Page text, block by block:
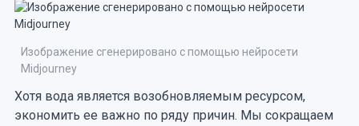
Изображение сгенерировано с помощью нейросети
Midjourney
Хотя вода является возобновляемым ресурсом,
экономить ее важно по ряду причин. Мы сокращаем